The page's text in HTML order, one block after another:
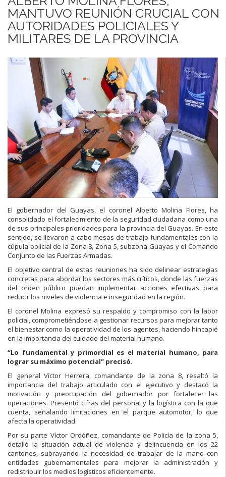
MANTUVO REUNIÓN CRUCIAL CON
AUTORIDADES POLICIALES Y
MILITARES DE LA PROVINCIA
El gobernador del Guayas, el coronel Alberto Molina Flores, ha
consolidado el fortalecimiento de la seguridad ciudadana como una
de sus principales prioridades para la provincia del Guayas. En este
sentido, se llevaron a cabo mesas de trabajo fundamentales con la
cúpula policial de la Zona 8, Zona 5, subzona Guayas y el Comando
Conjunto de las Fuerzas Armadas.
El objetivo central de estas reuniones ha sido delinear estrategias
concretas para abordar los sectores más críticos, donde las fuerzas
del orden público puedan implementar acciones efectivas para
reducir los niveles de violencia e inseguridad en la región.
El coronel Molina expresó su respaldo y compromiso con la labor
policial, comprometiéndose a gestionar recursos para mejorar tanto
el bienestar como la operatividad de los agentes, haciendo hincapié
en la importancia del cuidado del material humano.
“Lo fundamental y primordial es el material humano, para
lograr su máximo potencial” precisó.
El general Víctor Herrera, comandante de la zona 8, resaltó la
importancia del trabajo articulado con el ejecutivo y destacó la
motivación y preocupación del gobernador por fortalecer las
operaciones. Presentó cifras del personal y la logística con la que
cuenta, señalando limitaciones en el parque automotor, lo que
afecta la operatividad.
Por su parte Víctor Ordóñez, comandante de Policía de la zona 5,
detalló la situación actual de violencia y delincuencia en los 22
cantones, subrayando la necesidad de trabajar de la mano con
entidades gubernamentales para mejorar la administración y
redistribuir los medios logísticos eficientemente.